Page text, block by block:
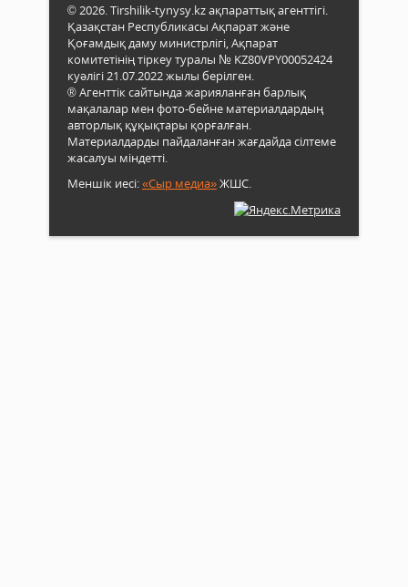
© 2026. Tirshilik-tynysy.kz ақпараттық агенттігі.
Қазақстан Республикасы Ақпарат және
Қоғамдық даму министрлігі, Ақпарат
комитетінің тіркеу туралы № KZ80VPY00052424
куәлігі 21.07.2022 жылы берілген.
® Агенттік сайтында жарияланған барлық
мақалалар мен фото-бейне материалдардың
авторлық құқықтары қорғалған.
Материалдарды пайдаланған жағдайда сілтеме
жасалуы міндетті.
Меншік иесі:«Сыр медиа»ЖШС.